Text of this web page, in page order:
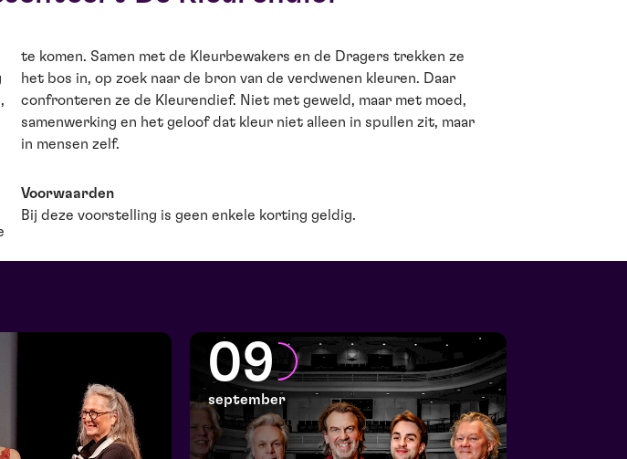
te komen. Samen met de Kleurbewakers en de Dragers trekken ze
het bos in, op zoek naar de bron van de verdwenen kleuren. Daar
confronteren ze de Kleurendief. Niet met geweld, maar met moed,
samenwerking en het geloof dat kleur niet alleen in spullen zit, maar
in mensen zelf.
Voorwaarden
Bij deze voorstelling is geen enkele korting geldig.
09
september